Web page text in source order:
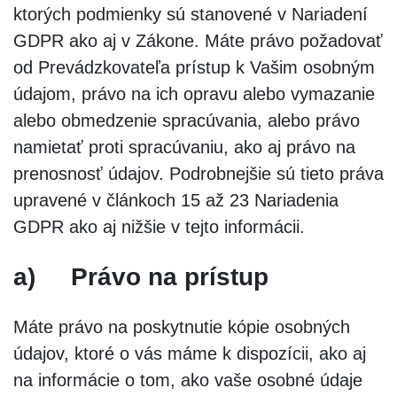
ktorých podmienky sú stanovené v Nariadení
GDPR ako aj v Zákone. Máte právo požadovať
od Prevádzkovateľa prístup k Vašim osobným
údajom, právo na ich opravu alebo vymazanie
alebo obmedzenie spracúvania, alebo právo
namietať proti spracúvaniu, ako aj právo na
prenosnosť údajov. Podrobnejšie sú tieto práva
upravené v článkoch 15 až 23 Nariadenia
GDPR ako aj nižšie v tejto informácii.
a) Právo na prístup
Máte právo na poskytnutie kópie osobných
údajov, ktoré o vás máme k dispozícii, ako aj
na informácie o tom, ako vaše osobné údaje